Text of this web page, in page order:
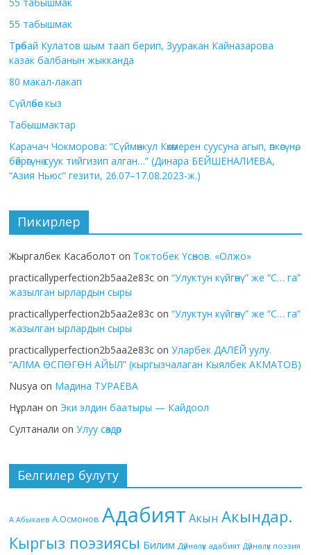
55 табышмак
Төрөбай Кулатов шым таап берип, Зууракан Кайназарова
казак балбанын жыкканда
80 макал-лакап
Сүйлөбөс кыз
Табышмактар
Карачач Чокморова: “Сүймөнкул Көкөмерен суусуна агып, өпкөсүнө,
бөйрөгүнө суук тийгизип алган…” (Динара БЕЙШЕНАЛИЕВА,
“Азия Ньюс” гезити, 26.07–17.08.2023-ж.)
Пикирлер
Жыргалбек Касаболот on Токтобек Үсөнов. «Олжо»
practicallyperfection2b5aa2e83c on“Улуктун күйгөнү” же “С… га”
жазылган ырлардын сыры
practicallyperfection2b5aa2e83c on“Улуктун күйгөнү” же “С… га”
жазылган ырлардын сыры
practicallyperfection2b5aa2e83c onУларбек ДАЛЕЙ уулу.
“АЛМА ӨСПӨГӨН АЙЫЛ” (кыргызчалаган Кыялбек АКМАТОВ)
Nusya on Мадина ТУРАЕВА
Нұрлан on Эки элдин баатыры — Кайдоол
Султанали onУлуу сөздөр
Белгилер булуту
А.Абыкаев А.Осмонов Адабият Акын Акындар.
Кыргыз поэзиясы Билим Дүйнөлүк адабият Дүйнөлүк поэзия